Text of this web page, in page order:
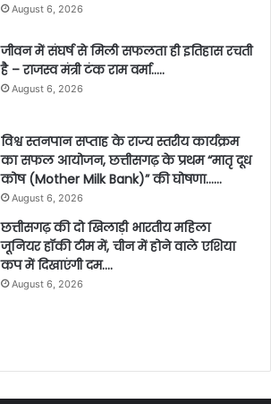
August 6, 2026
जीवन में संघर्ष से मिली सफलता ही इतिहास रचती
है – राजस्व मंत्री टंक राम वर्मा…..
August 6, 2026
विश्व स्तनपान सप्ताह के राज्य स्तरीय कार्यक्रम
का सफल आयोजन, छत्तीसगढ़ के प्रथम “मातृ दूध
कोष (Mother Milk Bank)” की घोषणा……
August 6, 2026
छत्तीसगढ़ की दो खिलाड़ी भारतीय महिला
जूनियर हॉकी टीम में, चीन में होने वाले एशिया
कप में दिखाएंगी दम….
August 6, 2026